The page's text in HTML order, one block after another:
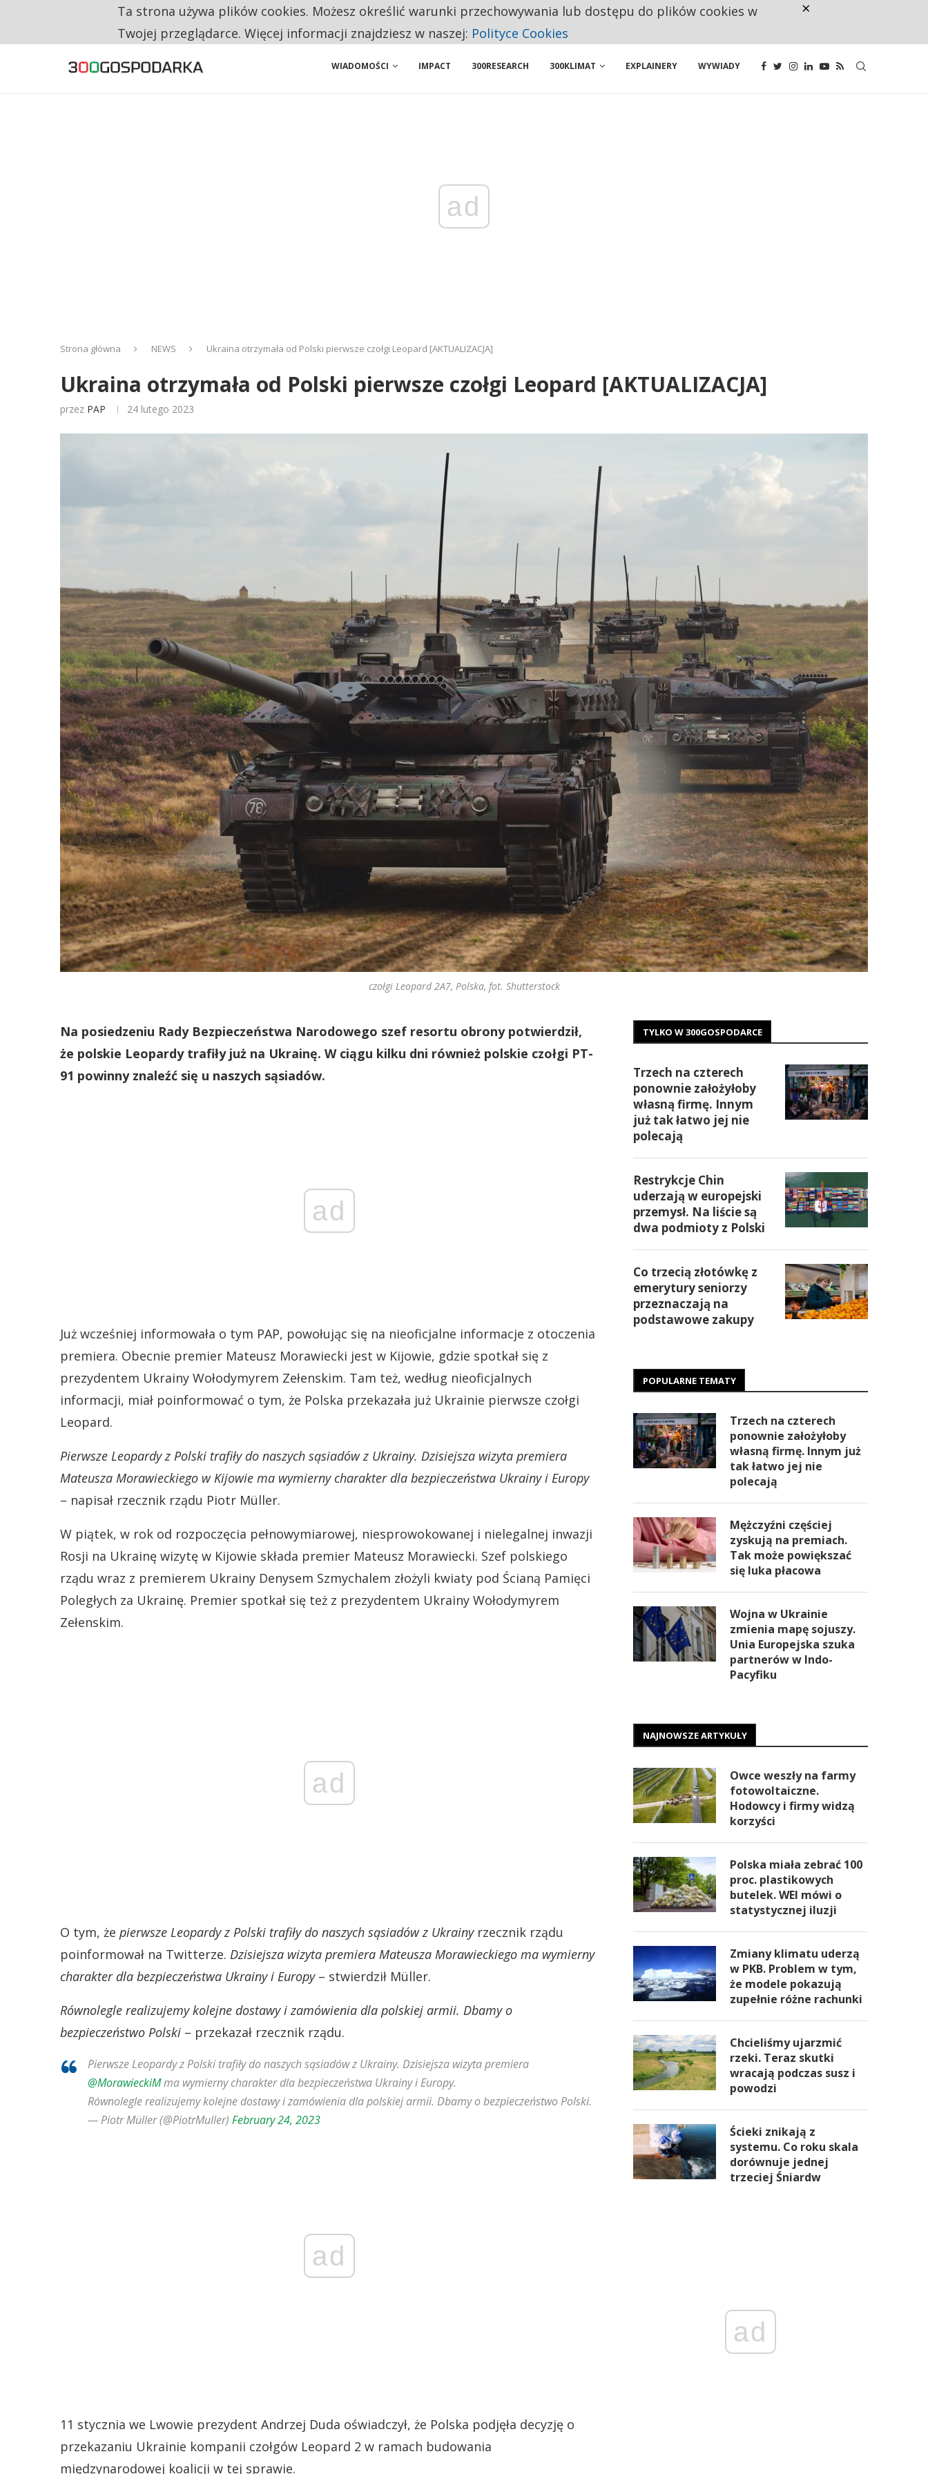
CO TRZECIĄ ZŁOTÓWKĘ Z EMERYTURY SENIORZY PRZEZNACZAJĄ NA PODSTAWOWE ZAKUPY
WIADOMOŚCI IMPACT 300RESEARCH 300KLIMAT EXPLAINERY WYWIADY
ad
Strona główna NEWS Ukraina otrzymała od Polski pierwsze czołgi Leopard [AKTUALIZACJA]
Ukraina otrzymała od Polski pierwsze czołgi Leopard [AKTUALIZACJA]
przez PAP 24 lutego 2023
czołgi Leopard 2A7, Polska, fot. Shutterstock
Na posiedzeniu Rady Bezpieczeństwa Narodowego szef resortu obrony potwierdził,
że polskie Leopardy trafiły już na Ukrainę. W ciągu kilku dni również polskie czołgi PT-
91 powinny znaleźć się u naszych sąsiadów.
ad
Już wcześniej informowała o tym PAP, powołując się na nieoficjalne informacje z otoczenia
premiera. Obecnie premier Mateusz Morawiecki jest w Kijowie, gdzie spotkał się z
prezydentem Ukrainy Wołodymyrem Zełenskim. Tam też, według nieoficjalnych
informacji, miał poinformować o tym, że Polska przekazała już Ukrainie pierwsze czołgi
Leopard.
Pierwsze Leopardy z Polski trafiły do naszych sąsiadów z Ukrainy. Dzisiejsza wizyta premiera
Mateusza Morawieckiego w Kijowie ma wymierny charakter dla bezpieczeństwa Ukrainy i Europy
– napisał rzecznik rządu Piotr Müller.
W piątek, w rok od rozpoczęcia pełnowymiarowej, niesprowokowanej i nielegalnej inwazji
Rosji na Ukrainę wizytę w Kijowie składa premier Mateusz Morawiecki. Szef polskiego
rządu wraz z premierem Ukrainy Denysem Szmychalem złożyli kwiaty pod Ścianą Pamięci
Poległych za Ukrainę. Premier spotkał się też z prezydentem Ukrainy Wołodymyrem
Zełenskim.
ad
O tym, że pierwsze Leopardy z Polski trafiły do naszych sąsiadów z Ukrainyrzecznik rządu
poinformował na Twitterze. Dzisiejsza wizyta premiera Mateusza Morawieckiego ma wymierny
charakter dla bezpieczeństwa Ukrainy i Europy– stwierdził Müller.
Równolegle realizujemy kolejne dostawy i zamówienia dla polskiej armii. Dbamy o
bezpieczeństwo Polski – przekazał rzecznik rządu.
Pierwsze Leopardy z Polski trafiły do naszych sąsiadów z Ukrainy. Dzisiejsza wizyta premiera
@MorawieckiMma wymierny charakter dla bezpieczeństwa Ukrainy i Europy.
Równolegle realizujemy kolejne dostawy i zamówienia dla polskiej armii. Dbamy o bezpieczeństwo Polski.
— Piotr Müller (@PiotrMuller) February 24, 2023
ad
11 stycznia we Lwowie prezydent Andrzej Duda oświadczył, że Polska podjęła decyzję o
przekazaniu Ukrainie kompanii czołgów Leopard 2 w ramach budowania
międzynarodowej koalicji w tej sprawie.
TYLKO W 300GOSPODARCE
Trzech na czterech
ponownie założyłoby
własną firmę. Innym
już tak łatwo jej nie
polecają
Restrykcje Chin
uderzają w europejski
przemysł. Na liście są
dwa podmioty z Polski
Co trzecią złotówkę z
emerytury seniorzy
przeznaczają na
podstawowe zakupy
POPULARNE TEMATY
Trzech na czterech
ponownie założyłoby
własną firmę. Innym już
tak łatwo jej nie
polecają
Mężczyźni częściej
zyskują na premiach.
Tak może powiększać
się luka płacowa
Wojna w Ukrainie
zmienia mapę sojuszy.
Unia Europejska szuka
partnerów w Indo-
Pacyfiku
NAJNOWSZE ARTYKUŁY
Owce weszły na farmy
fotowoltaiczne.
Hodowcy i firmy widzą
korzyści
Polska miała zebrać 100
proc. plastikowych
butelek. WEI mówi o
statystycznej iluzji
Zmiany klimatu uderzą
w PKB. Problem w tym,
że modele pokazują
zupełnie różne rachunki
Chcieliśmy ujarzmić
rzeki. Teraz skutki
wracają podczas susz i
powodzi
Ścieki znikają z
systemu. Co roku skala
dorównuje jednej
trzeciej Śniardw
ad
Ta strona używa plików cookies. Możesz określić warunki przechowywania lub dostępu do plików cookies w
Twojej przeglądarce. Więcej informacji znajdziesz w naszej: Polityce Cookies
×